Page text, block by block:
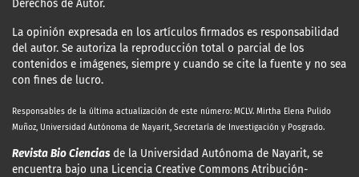
Derechos de Autor.
La opinión expresada en los artículos firmados es responsabilidad
del autor. Se autoriza la reproducción total o parcial de los
contenidos e imágenes, siempre y cuando se cite la fuente y no sea
con fines de lucro.
Responsables de la última actualización de este número: MCLV. Mirtha Elena Pulido
Muñoz, Universidad Autónoma de Nayarit, Secretaría de Investigación y Posgrado.
Revista Bio Ciencias de la Universidad Autónoma de Nayarit, se
encuentra bajo una Licencia Creative Commons Atribución-